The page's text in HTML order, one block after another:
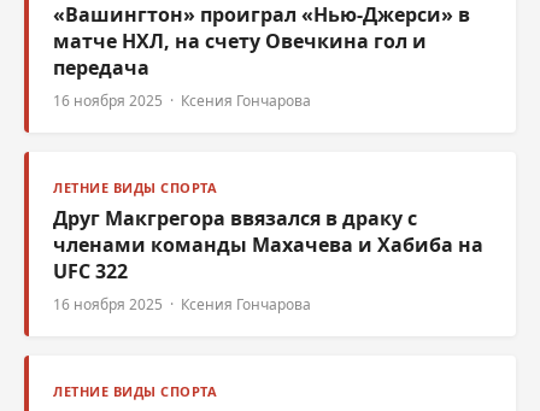
«Вашингтон» проиграл «Нью-Джерси» в
матче НХЛ, на счету Овечкина гол и
передача
16 ноября 2025 · Ксения Гончарова
ЛЕТНИЕ ВИДЫ СПОРТА
Друг Макгрегора ввязался в драку с
членами команды Махачева и Хабиба на
UFC 322
16 ноября 2025 · Ксения Гончарова
ЛЕТНИЕ ВИДЫ СПОРТА